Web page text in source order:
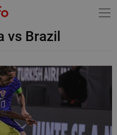
vs Brazil